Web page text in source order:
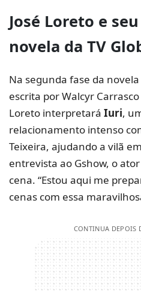
José Loreto e
novela da TV
Na segunda fase da novela
escrita por Walcyr
Loreto interpretará Iuri,
relacionamento intenso
Teixeira, ajudando a vilã
entrevista ao Gshow, o
cena. “Estou aqui me
cenas com essa
CONTINUA DEPOIS